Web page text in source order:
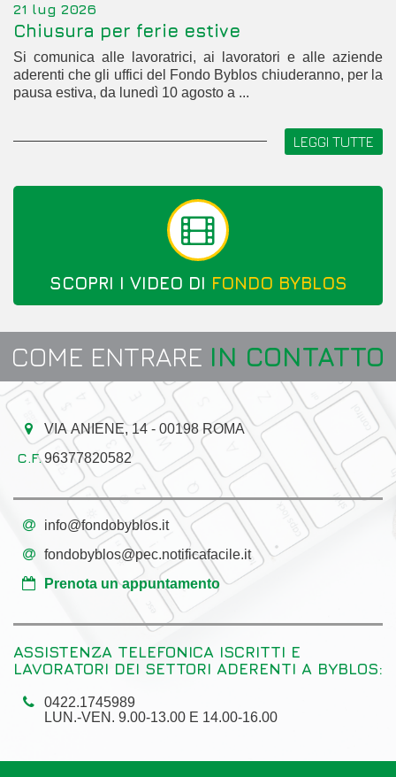
21 lug 2026
Chiusura per ferie estive
Si comunica alle lavoratrici, ai lavoratori e alle aziende
aderenti che gli uffici del Fondo Byblos chiuderanno, per la
pausa estiva, da lunedì 10 agosto a ...
LEGGI TUTTE
SCOPRI I VIDEO DI FONDO BYBLOS
COME ENTRARE IN CONTATTO
VIA ANIENE, 14 - 00198 ROMA
96377820582
info@fondobyblos.it
fondobyblos@pec.notificafacile.it
Prenota un appuntamento
ASSISTENZA TELEFONICA ISCRITTI E
LAVORATORI DEI SETTORI ADERENTI A BYBLOS:
0422.1745989
LUN.-VEN. 9.00-13.00 E 14.00-16.00